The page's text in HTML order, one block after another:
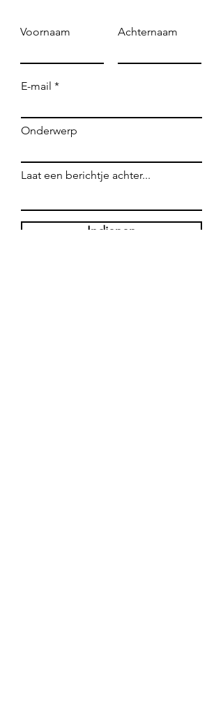
Voornaam Achternaam
E-mail
Onderwerp
Laat een berichtje achter...
Indienen